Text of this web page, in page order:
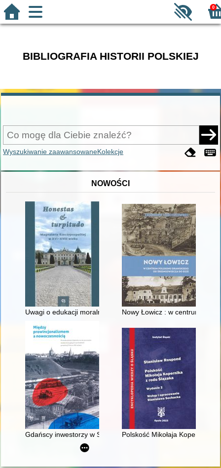
0
BIBLIOGRAFIA HISTORII POLSKIEJ
Wyszukiwanie zaawansowaneKolekcje
NOWOŚCI
Uwagi o edukacji moralnej synów szlacheckich w XVI-
Nowy Łowicz : w centrum
Gdańscy inwestorzy w Sopocie : prestiż finansowy i
Polskość Mikołaja Kopernika z